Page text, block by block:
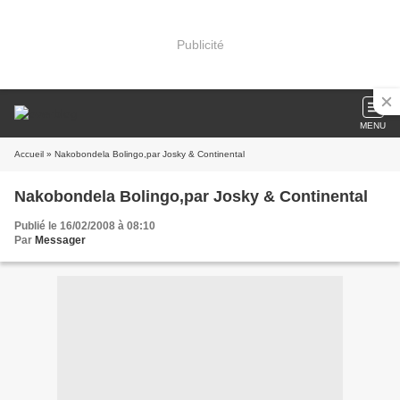
Publicité
MENU
Accueil » Nakobondela Bolingo,par Josky & Continental
Nakobondela Bolingo,par Josky & Continental
Publié le 16/02/2008 à 08:10
Par Messager